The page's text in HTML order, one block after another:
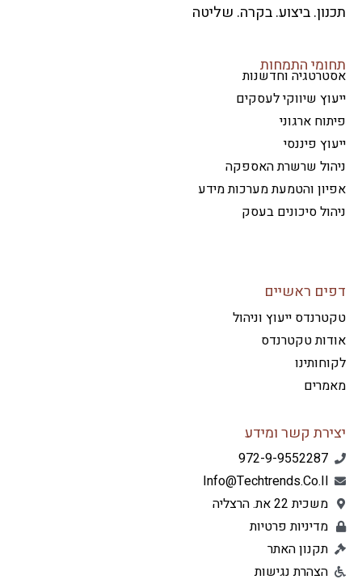
ביצוע. בקרה. שליטה
התמחות
וחדשנות
שיווקי לעסקים
ארגוני
פיננסי
שרשרת האספקה
והטמעת מערכות מידע
סיכונים בעסק
ראשיים
ייעוץ וניהול
טקטרנדס
קשר ומידע
972-9-9552287
Info@techtrends.co.il
משכית 22 את. הרצליה
מדיניות פרטיות
תקנון האתר
הצהרת נגישות